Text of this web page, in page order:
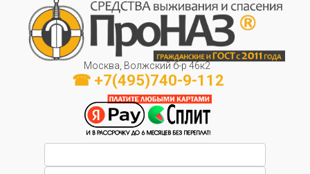
Москва, Волжский б-р 46к2
☎ +7(495)740-9-112